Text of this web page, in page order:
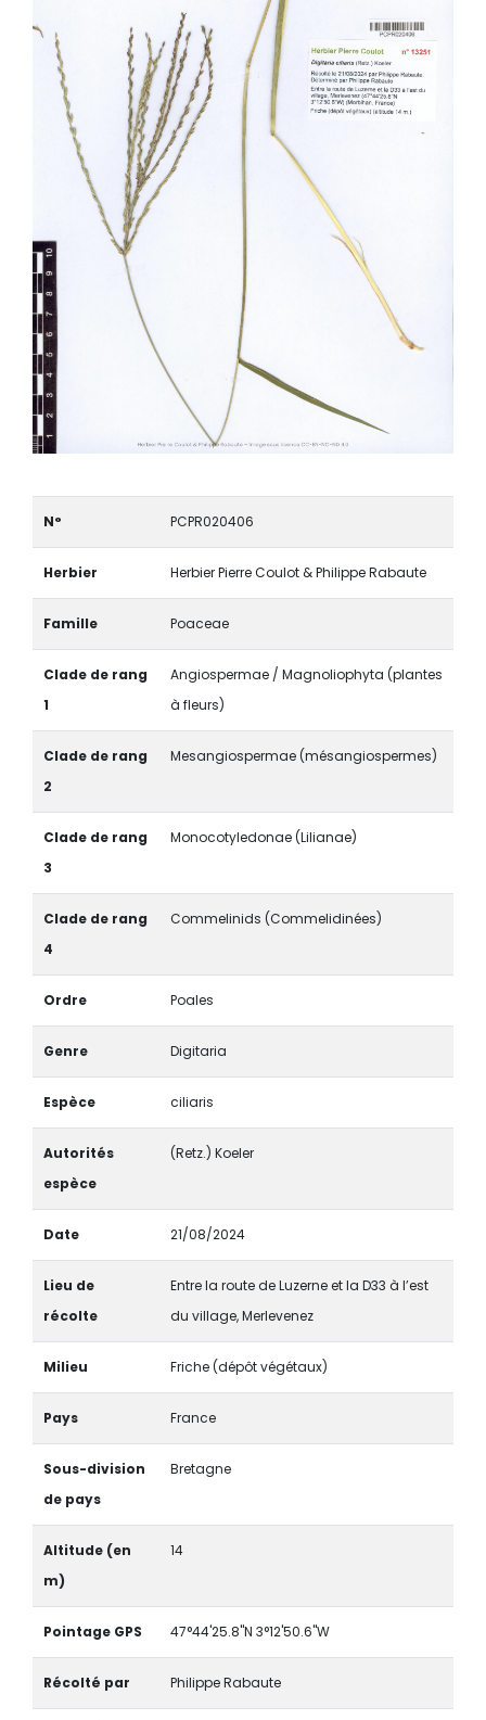
N° PCPR020406
Herbier Herbier Pierre Coulot & Philippe Rabaute
Famille Poaceae
Clade de rang
1
Angiospermae / Magnoliophyta (plantes
à fleurs)
Clade de rang
2
Mesangiospermae (mésangiospermes)
Clade de rang
3
Monocotyledonae (Lilianae)
Clade de rang
4
Commelinids (Commelidinées)
Ordre Poales
Genre Digitaria
Espèce ciliaris
Autorités
espèce
(Retz.) Koeler
Date 21/08/2024
Lieu de
récolte
Entre la route de Luzerne et la D33 à l’est
du village, Merlevenez
Milieu Friche (dépôt végétaux)
Pays France
Sous-division
de pays
Bretagne
Altitude (en
m)
14
Pointage GPS 47°44'25.8"N 3°12'50.6"W
Récolté par Philippe Rabaute